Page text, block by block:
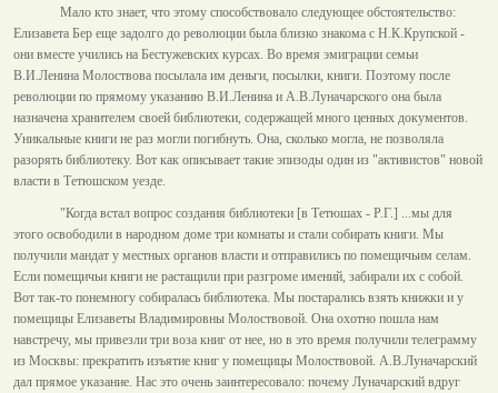
Мало кто знает, что этому способствовало следующее обстоятельство:
Елизавета Бер еще задолго до революции была близко знакома с Н.К.Крупской -
они вместе учились на Бестужевских курсах. Во время эмиграции семьи
В.И.Ленина Молоствова посылала им деньги, посылки, книги. Поэтому после
революции по прямому указанию В.И.Ленина и А.В.Луначарского она была
назначена хранителем своей библиотеки, содержащей много ценных документов.
Уникальные книги не раз могли погибнуть. Она, сколько могла, не позволяла
разорять библиотеку. Вот как описывает такие эпизоды один из "активистов" новой
власти в Тетюшском уезде.
"Когда встал вопрос создания библиотеки [в Тетюшах - Р.Г.] ...мы для
этого освободили в народном доме три комнаты и стали собирать книги. Мы
получили мандат у местных органов власти и отправились по помещичьим селам.
Если помещичьи книги не растащили при разгроме имений, забирали их с собой.
Вот так-то понемногу собиралась библиотека. Мы постарались взять книжки и у
помещицы Елизаветы Владимировны Молоствовой. Она охотно пошла нам
навстречу, мы привезли три воза книг от нее, но в это время получили телеграмму
из Москвы: прекратить изъятие книг у помещицы Молоствовой. А.В.Луначарский
дал прямое указание. Нас это очень заинтересовало: почему Луначарский вдруг